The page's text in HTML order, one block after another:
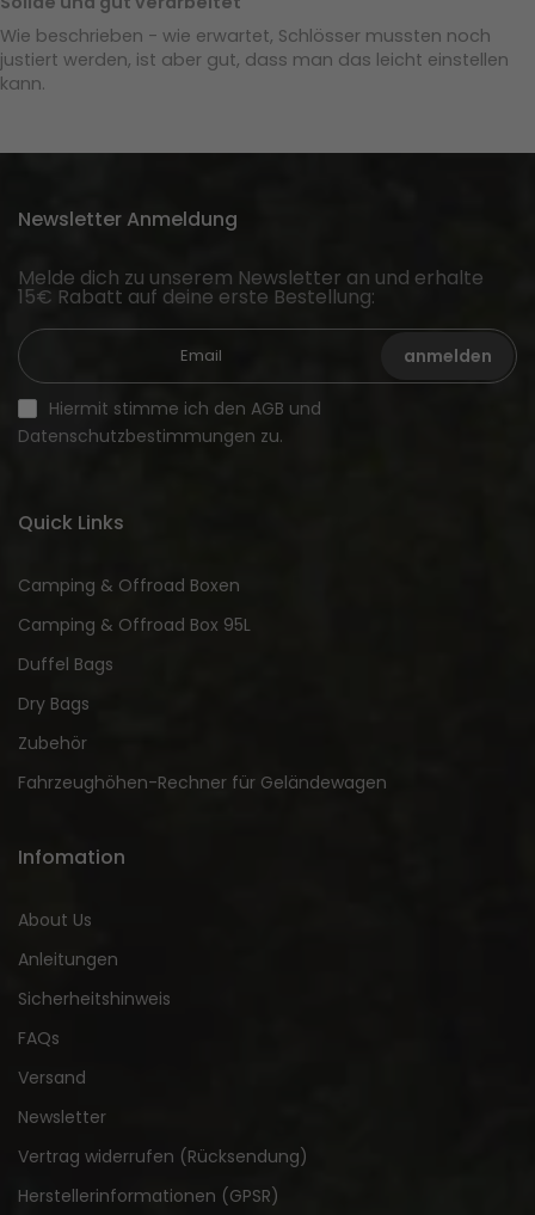
Wie beschrieben - wie erwartet, Schlösser mussten noch
justiert werden, ist aber gut, dass man das leicht einstellen
kann.
Newsletter Anmeldung
Melde dich zu unserem Newsletter an und erhalte
15€ Rabatt auf deine erste Bestellung:
anmelden
Hiermit stimme ich den AGB und
Datenschutzbestimmungen zu.
Quick Links
Camping & Offroad Boxen
Camping & Offroad Box 95L
Duffel Bags
Dry Bags
Zubehör
Fahrzeughöhen-Rechner für Geländewagen
Infomation
About Us
Anleitungen
Sicherheitshinweis
FAQs
Versand
Newsletter
Vertrag widerrufen (Rücksendung)
Herstellerinformationen (GPSR)